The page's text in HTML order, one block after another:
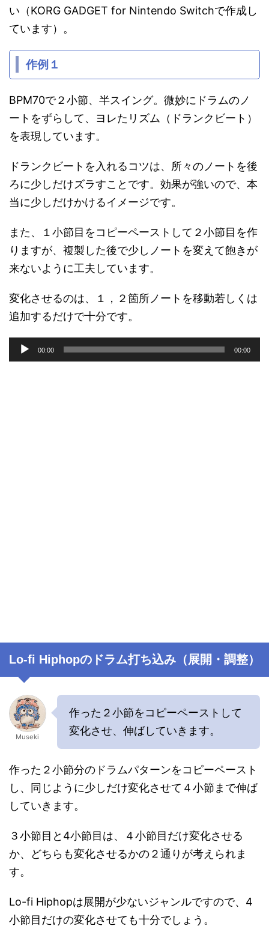
い（KORG GADGET for Nintendo Switchで作成し
ています）。
作例１
BPM70で２小節、半スイング。微妙にドラムのノ
ートをずらして、ヨレたリズム（ドランクビート）
を表現しています。
ドランクビートを入れるコツは、所々のノートを後
ろに少しだけズラすことです。効果が強いので、本
当に少しだけかけるイメージです。
また、１小節目をコピーペーストして２小節目を作
りますが、複製した後で少しノートを変えて飽きが
来ないように工夫しています。
変化させるのは、１，２箇所ノートを移動若しくは
追加するだけで十分です。
00:00 00:00
Lo-fi Hiphopのドラム打ち込み（展開・調整）
Museki
作った２小節をコピーペーストして
変化させ、伸ばしていきます。
作った２小節分のドラムパターンをコピーペースト
し、同じように少しだけ変化させて４小節まで伸ば
していきます。
３小節目と4小節目は、４小節目だけ変化させる
か、どちらも変化させるかの２通りが考えられま
す。
Lo-fi Hiphopは展開が少ないジャンルですので、4
小節目だけの変化させても十分でしょう。